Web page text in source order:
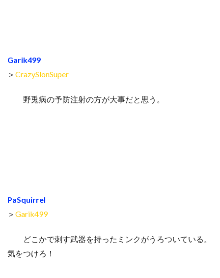
Garik499
＞ CrazySlonSuper
野兎病の予防注射の方が大事だと思う。
PaSquirrel
＞ Garik499
どこかで刺す武器を持ったミンクがうろついている。
気をつけろ！